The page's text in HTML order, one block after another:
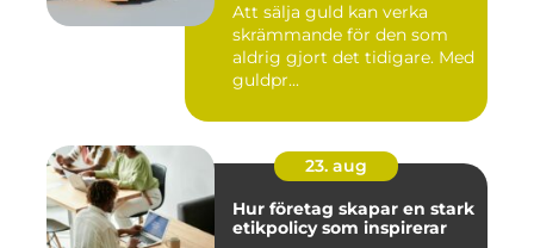
Att sälja guld kan verka
skrämmande för den som
aldrig gjort det tidigare. Med
guldpr...
23. aug
Hur företag skapar en stark
etikpolicy som inspirerar